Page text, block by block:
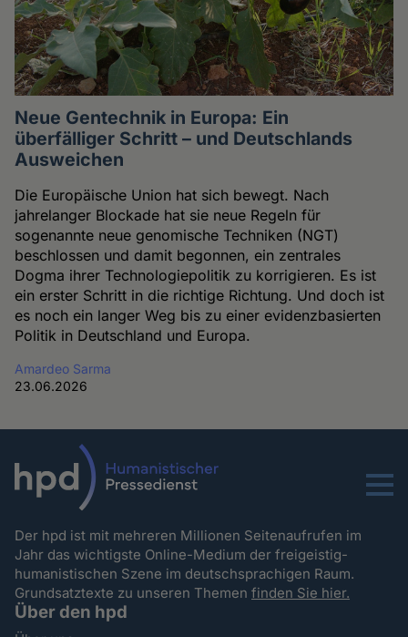
Neue Gentechnik in Europa: Ein
überfälliger Schritt – und Deutschlands
Ausweichen
Die Europäische Union hat sich bewegt. Nach
jahrelanger Blockade hat sie neue Regeln für
sogenannte neue genomische Techniken (NGT)
beschlossen und damit begonnen, ein zentrales
Dogma ihrer Technologiepolitik zu korrigieren. Es ist
ein erster Schritt in die richtige Richtung. Und doch ist
es noch ein langer Weg bis zu einer evidenzbasierten
Politik in Deutschland und Europa.
Amardeo Sarma
23.06.2026
Menu
Der hpd ist mit mehreren Millionen Seitenaufrufen im
Jahr das wichtigste Online-Medium der freigeistig-
humanistischen Szene im deutschsprachigen Raum.
Grundsatztexte zu unseren Themenfinden Sie hier.
Über den hpd